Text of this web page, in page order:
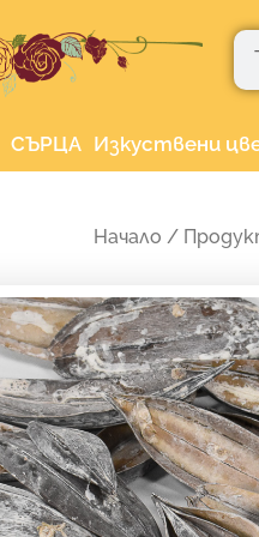
СЪРЦА Изкуствени
Начало /